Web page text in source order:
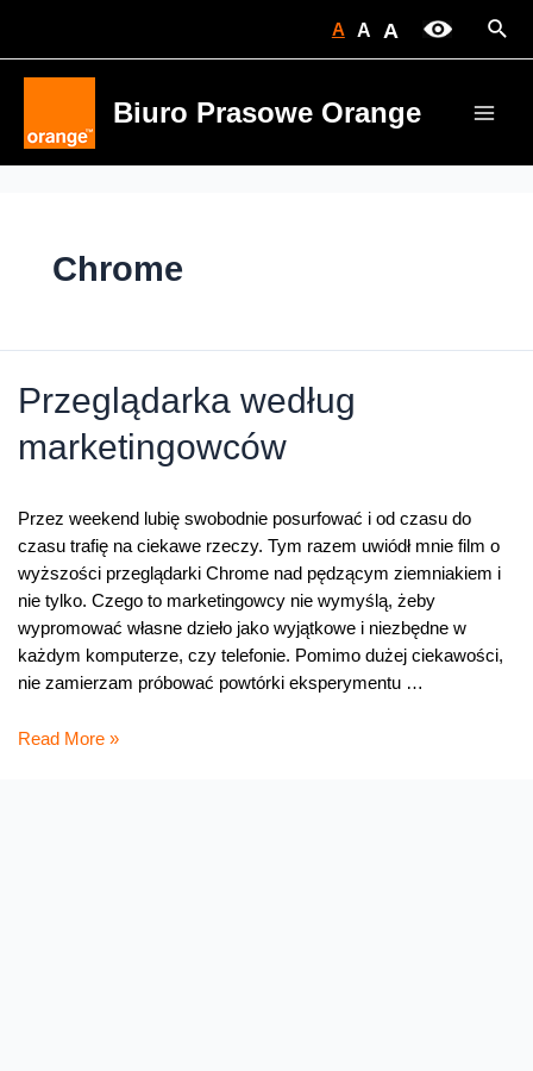
A A A
Biuro Prasowe Orange
Chrome
Przeglądarka według
marketingowców
Przez weekend lubię swobodnie posurfować i od czasu do
czasu trafię na ciekawe rzeczy. Tym razem uwiódł mnie film o
wyższości przeglądarki Chrome nad pędzącym ziemniakiem i
nie tylko. Czego to marketingowcy nie wymyślą, żeby
wypromować własne dzieło jako wyjątkowe i niezbędne w
każdym komputerze, czy telefonie. Pomimo dużej ciekawości,
nie zamierzam próbować powtórki eksperymentu …
Przeglądarka
Read More »